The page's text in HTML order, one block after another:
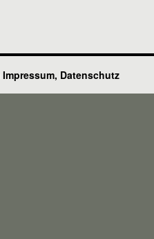
Impressum, Datenschutz